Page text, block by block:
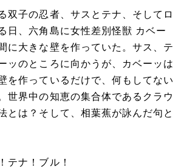
双子の忍者、サスとテナ、そしてロ
日、六角島に女性差別怪獣 カベー
に大きな壁を作っていた。サス、テ
ッのところに向かうが、カベーッは
を作っているだけで、何もしてない
世界中の知恵の集合体であるクラウ
とは？そして、相葉蕉が詠んだ句と
テナ！ブル！